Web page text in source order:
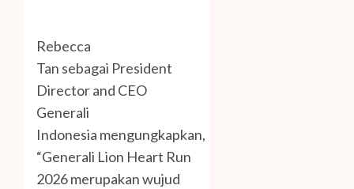
Rebecca
Tan sebagai President
Director and CEO
Generali
Indonesia mengungkapkan,
“Generali Lion Heart Run
2026 merupakan wujud